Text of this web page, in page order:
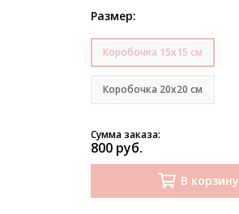
Размер:
Коробочка 15х15 см
Коробочка 20х20 см
Сумма заказа:
800 руб.
В корзину